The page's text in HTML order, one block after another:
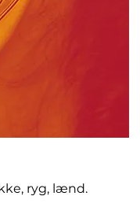
ryg, lænd.